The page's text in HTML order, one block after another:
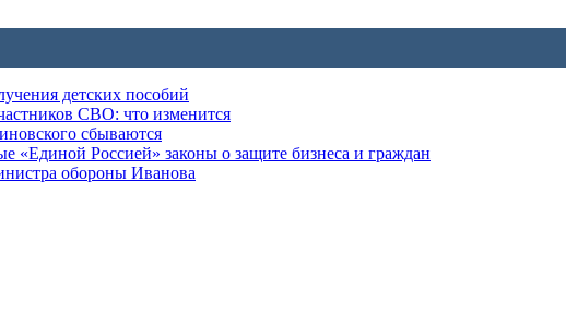
детских пособий
СВО: что изменится
сбываются
Россией» законы о защите бизнеса и граждан
обороны Иванова